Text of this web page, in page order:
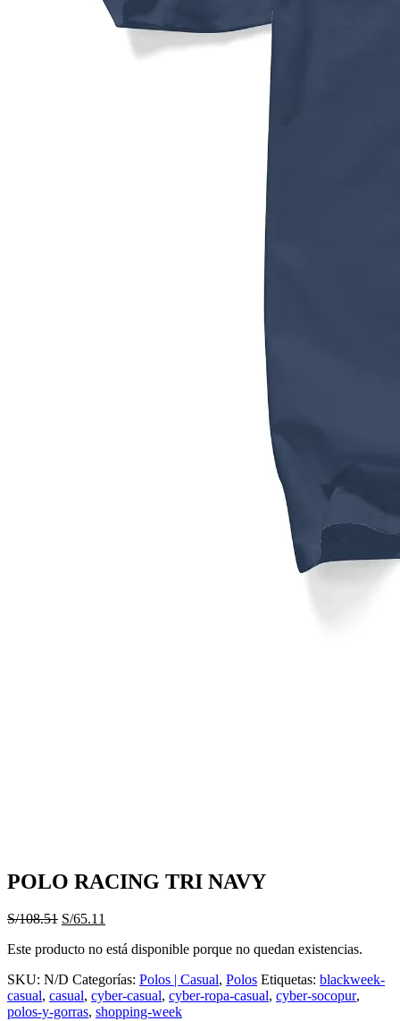
POLO RACING TRI NAVY
S/108.51 El
original
S/108.51.
S/65.11
actual
S/65.11.
Este producto no está disponible porque no quedan existencias.
SKU: N/D Categorías: Polos | Casual, Polos Etiquetas: blackweek-
casual, casual, cyber-casual, cyber-ropa-casual, cyber-socopur,
polos-y-gorras, shopping-week